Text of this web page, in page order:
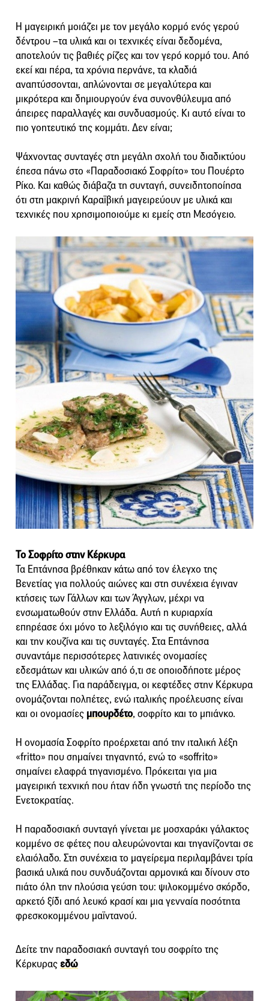
Η μαγειρική μοιάζει με τον μεγάλο κορμό ενός γερού
δέντρου –τα υλικά και οι τεχνικές είναι δεδομένα,
αποτελούν τις βαθιές ρίζες και τον γερό κορμό του. Από
εκεί και πέρα, τα χρόνια περνάνε, τα κλαδιά
αναπτύσσονται, απλώνονται σε μεγαλύτερα και
μικρότερα και δημιουργούν ένα συνονθύλευμα από
άπειρες παραλλαγές και συνδυασμούς. Κι αυτό είναι το
πιο γοητευτικό της κομμάτι. Δεν είναι;
Ψάχνοντας συνταγές στη μεγάλη σχολή του διαδικτύου
έπεσα πάνω στο «Παραδοσιακό Σοφρίτο» του Πουέρτο
Ρίκο. Και καθώς διάβαζα τη συνταγή, συνειδητοποίησα
ότι στη μακρινή Καραϊβική μαγειρεύουν με υλικά και
τεχνικές που χρησιμοποιούμε κι εμείς στη Μεσόγειο.
Το Σοφρίτο στην Κέρκυρα
Τα Επτάνησα βρέθηκαν κάτω από τον έλεγχο της
Βενετίας για πολλούς αιώνες και στη συνέχεια έγιναν
κτήσεις των Γάλλων και των Άγγλων, μέχρι να
ενσωματωθούν στην Ελλάδα. Αυτή η κυριαρχία
επηρέασε όχι μόνο το λεξιλόγιο και τις συνήθειες, αλλά
και την κουζίνα και τις συνταγές. Στα Επτάνησα
συναντάμε περισσότερες λατινικές ονομασίες
εδεσμάτων και υλικών από ό,τι σε οποιοδήποτε μέρος
της Ελλάδας. Για παράδειγμα, οι κεφτέδες στην Κέρκυρα
ονομάζονται πολπέτες, ενώ ιταλικής προέλευσης είναι
και οι ονομασίες μπουρδέτο, σοφρίτο και το μπιάνκο.
Η ονομασία Σοφρίτο προέρχεται από την ιταλική λέξη
«fritto» που σημαίνει τηγανητό, ενώ το «soffrito»
σημαίνει ελαφρά τηγανισμένο. Πρόκειται για μια
μαγειρική τεχνική που ήταν ήδη γνωστή της περίοδο της
Ενετοκρατίας.
Η παραδοσιακή συνταγή γίνεται με μοσχαράκι γάλακτος
κομμένο σε φέτες που αλευρώνονται και τηγανίζονται σε
ελαιόλαδο. Στη συνέχεια το μαγείρεμα περιλαμβάνει τρία
βασικά υλικά που συνδυάζονται αρμονικά και δίνουν στο
πιάτο όλη την πλούσια γεύση του: ψιλοκομμένο σκόρδο,
αρκετό ξίδι από λευκό κρασί και μια γενναία ποσότητα
φρεσκοκομμένου μαϊντανού.
Δείτε την παραδοσιακή συνταγή του σοφρίτο της
Κέρκυραςεδώ